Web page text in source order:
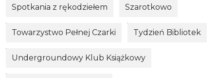
Spotkania z rękodziełem Szarotkowo
Towarzystwo Pełnej Czarki Tydzień Bibliotek
Undergroundowy Klub Książkowy